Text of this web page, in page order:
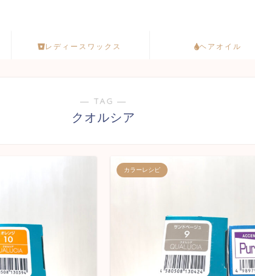
レディースワックス ヘアオイル
― TAG ―
クオルシア
カラーレシピ